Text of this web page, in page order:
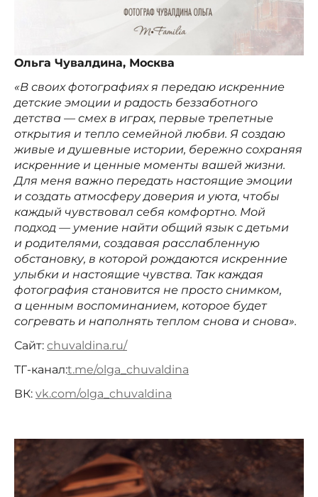
Ольга Чувалдина, Москва
«В своих фотографиях я передаю искренние
детские эмоции и радость беззаботного
детства — смех в играх, первые трепетные
открытия и тепло семейной любви. Я создаю
живые и душевные истории, бережно сохраняя
искренние и ценные моменты вашей жизни.
Для меня важно передать настоящие эмоции
и создать атмосферу доверия и уюта, чтобы
каждый чувствовал себя комфортно. Мой
подход — умение найти общий язык с детьми
и родителями, создавая расслабленную
обстановку, в которой рождаются искренние
улыбки и настоящие чувства. Так каждая
фотография становится не просто снимком,
а ценным воспоминанием, которое будет
согревать и наполнять теплом снова и снова».
Сайт: chuvaldina.ru/
ТГ-канал:t.me/olga_chuvaldina
ВК: vk.com/olga_chuvaldina